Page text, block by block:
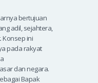
bertujuan
adil, sejahtera,
Konsep ini
pada rakyat
dan negara.
Bapak